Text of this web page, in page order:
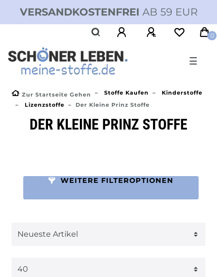
VERSANDKOSTENFREI AB 59 EUR
0
☰
Zur Startseite Gehen Stoffe Kaufen
Kinderstoffe
Lizenzstoffe
Der Kleine Prinz Stoffe
DER KLEINE PRINZ STOFFE
WEITERE FILTEROPTIONEN